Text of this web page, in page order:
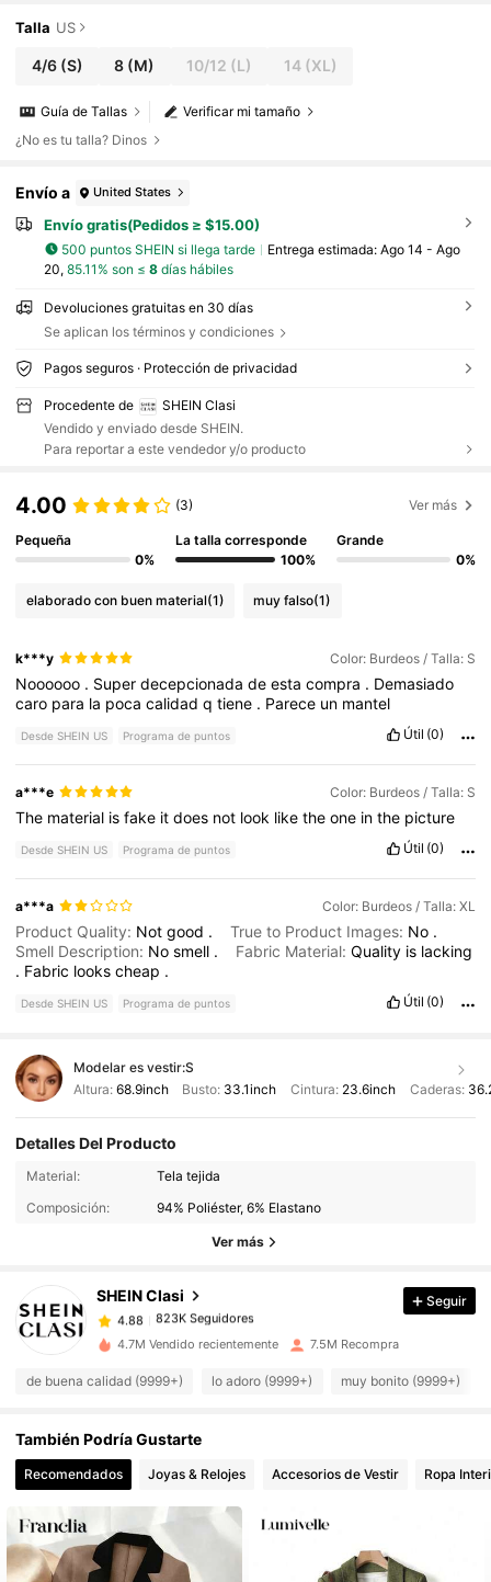
Talla US
4/6(S) 8 (M) 10/12 (L) 14(XL)
Verificar mi tamaño
Guía de Tallas
¿No es tu talla? Dinos
Envío a United States
Envío gratis(Pedidos ≥ $15.00)
500 puntos SHEIN si llega tarde Entrega estimada: Ago 14 - Ago
20, 85.11% son ≤ 8días hábiles
Devoluciones gratuitas en 30 días
Se aplican los términos y condiciones
Pagos seguros · Protección de privacidad
Procedente de
SHEIN Clasi
Vendido y enviado desde SHEIN.
Para reportar a este vendedor y/o producto
4.00 (3) Ver más
Pequeña
0%
La talla corresponde
100%
Grande
0%
elaborado con buen material(1) muy falso(1)
k***y Color: Burdeos / Talla: S
Noooooo . Superdecepcionadadeestacompra . Demasiado
caro para la pocacalidadqtiene . Parece un mantel
Desde SHEIN US Programa de puntos Útil (0)
a***e Color: Burdeos / Talla: S
The material isfake itdoes not look liketheone inthe picture
Desde SHEIN US Programa de puntos Útil (0)
a***a Color: Burdeos / Talla: XL
Product Quality: Notgood . True to Product Images: No .
Smell Description: Nosmell . Fabric Material:Quality is lacking
. Fabric lookscheap .
Desde SHEIN US Programa de puntos Útil (0)
Modelar es vestir:S
Altura: 68.9inch Busto: 33.1inch Cintura: 23.6inch Caderas:
Detalles Del Producto
Material:
Tela tejida
Composición:
94% Poliéster, 6% Elastano
Ver más
SHEIN Clasi
823K Seguidores
823K Seguidores
4.88
823K Seguidores
c***e
Hace 19 horas
4.88 823K Seguidores
4.88 823K Seguidores
823K Seguidores
Seguir
4.7M Vendido recientemente 7.5M Recompra
de buena calidad (9999+) lo adoro (9999+) muy bonito (9999+)
También Podría Gustarte
Recomendados Joyas & Relojes Accesorios de Vestir Ropa